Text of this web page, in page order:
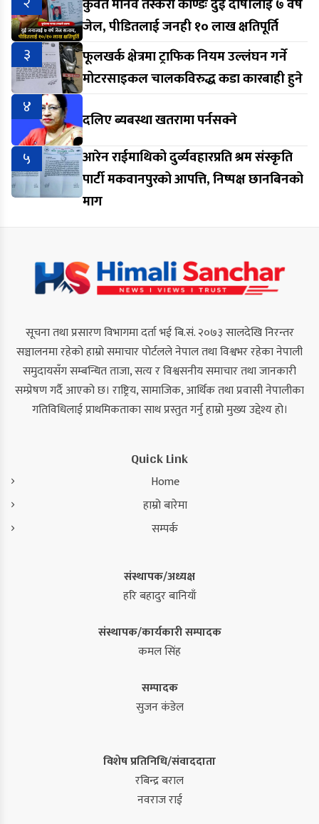
कुवेत मानव तस्करी काण्डः दुई दोषीलाई ७ वर्ष
जेल, पीडितलाई जनही १० लाख क्षतिपूर्ति
३
फूलखर्क क्षेत्रमा ट्राफिक नियम उल्लंघन गर्ने
मोटरसाइकल चालकविरुद्ध कडा कारबाही हुने
४
दलिए ब्यबस्था खतरामा पर्नसक्ने
५
आरेन राईमाथिको दुर्व्यवहारप्रति श्रम संस्कृति
पार्टी मकवानपुरको आपत्ति, निष्पक्ष छानबिनको
माग
सूचना तथा प्रसारण विभागमा दर्ता भई बि.सं. २०७३ सालदेखि निरन्तर
सञ्चालनमा रहेको हाम्रो समाचार पोर्टलले नेपाल तथा विश्वभर रहेका नेपाली
समुदायसँग सम्बन्धित ताजा, सत्य र विश्वसनीय समाचार तथा जानकारी
सम्प्रेषण गर्दै आएको छ। राष्ट्रिय, सामाजिक, आर्थिक तथा प्रवासी नेपालीका
गतिविधिलाई प्राथमिकताका साथ प्रस्तुत गर्नु हाम्रो मुख्य उद्देश्य हो।
Quick Link
Home
हाम्रो बारेमा
सम्पर्क
संस्थापक/अध्यक्ष
हरि बहादुर बानियाँ
संस्थापक/कार्यकारी सम्पादक
कमल सिंह
सम्पादक
सुजन कंडेल
विशेष प्रतिनिधि/संवाददाता
रबिन्द्र बराल
नवराज राई